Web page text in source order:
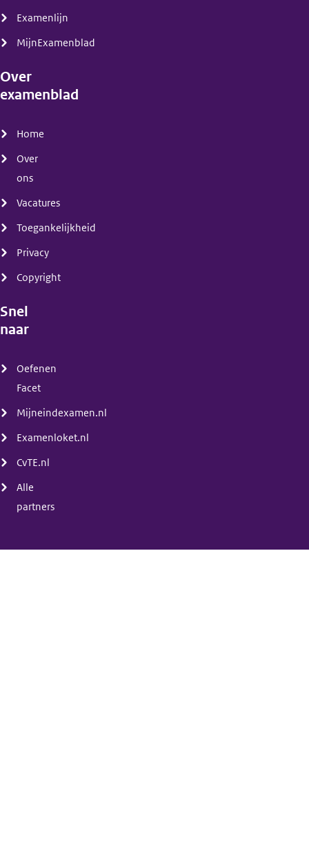
Examenlijn
MijnExamenblad
Over
examenblad
Home
Over
ons
Vacatures
Toegankelijkheid
Privacy
Copyright
Snel
naar
Oefenen
Facet
Mijneindexamen.nl
Examenloket.nl
CvTE.nl
Alle
partners